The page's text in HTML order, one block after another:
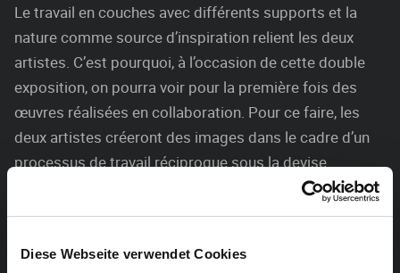
Diese Webseite verwendet Cookies
Le travail en couches avec différents supports et la
nature comme source d’inspiration relient les deux
artistes. C’est pourquoi, à l’occasion de cette double
exposition, on pourra voir pour la première fois des
œuvres réalisées en collaboration. Pour ce faire, les
deux artistes créeront des images dans le cadre d’un
processus de travail réciproque sous la devise